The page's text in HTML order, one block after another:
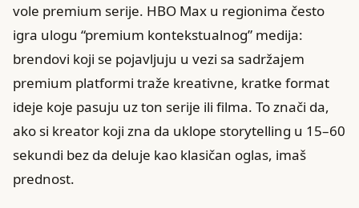
vole premium serije. HBO Max u regionima često
igra ulogu “premium kontekstualnog” medija:
brendovi koji se pojavljuju u vezi sa sadržajem
premium platformi traže kreativne, kratke format
ideje koje pasuju uz ton serije ili filma. To znači da,
ako si kreator koji zna da uklope storytelling u 15–60
sekundi bez da deluje kao klasičan oglas, imaš
prednost.